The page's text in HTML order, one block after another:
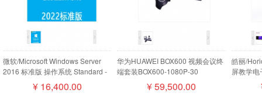
微软/Microsoft Windows Server
2016 标准版 操作系统 Standard -
16 Core License Pack
¥16,400.00
华为HUAWEI BOX600 视频会议终
端套装BOX600-1080P-30
camera200摄像机MIC500全向麦
¥59,500.00
皓丽/
屏教学